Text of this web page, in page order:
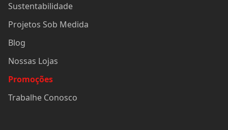
Sustentabilidade
Projetos Sob Medida
Blog
Nossas Lojas
Promoções
Trabalhe Conosco